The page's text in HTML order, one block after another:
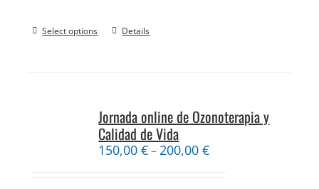
Select options Details
Jornada online de Ozonoterapia y
Calidad de Vida
150,00€–200,00€